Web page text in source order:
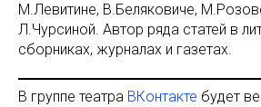
М.Левитине, В.Беляковиче,
Л.Чурсиной. Автор ряда статей в
сборниках, журналах и газетах.
В группе театра ВКонтакте будет